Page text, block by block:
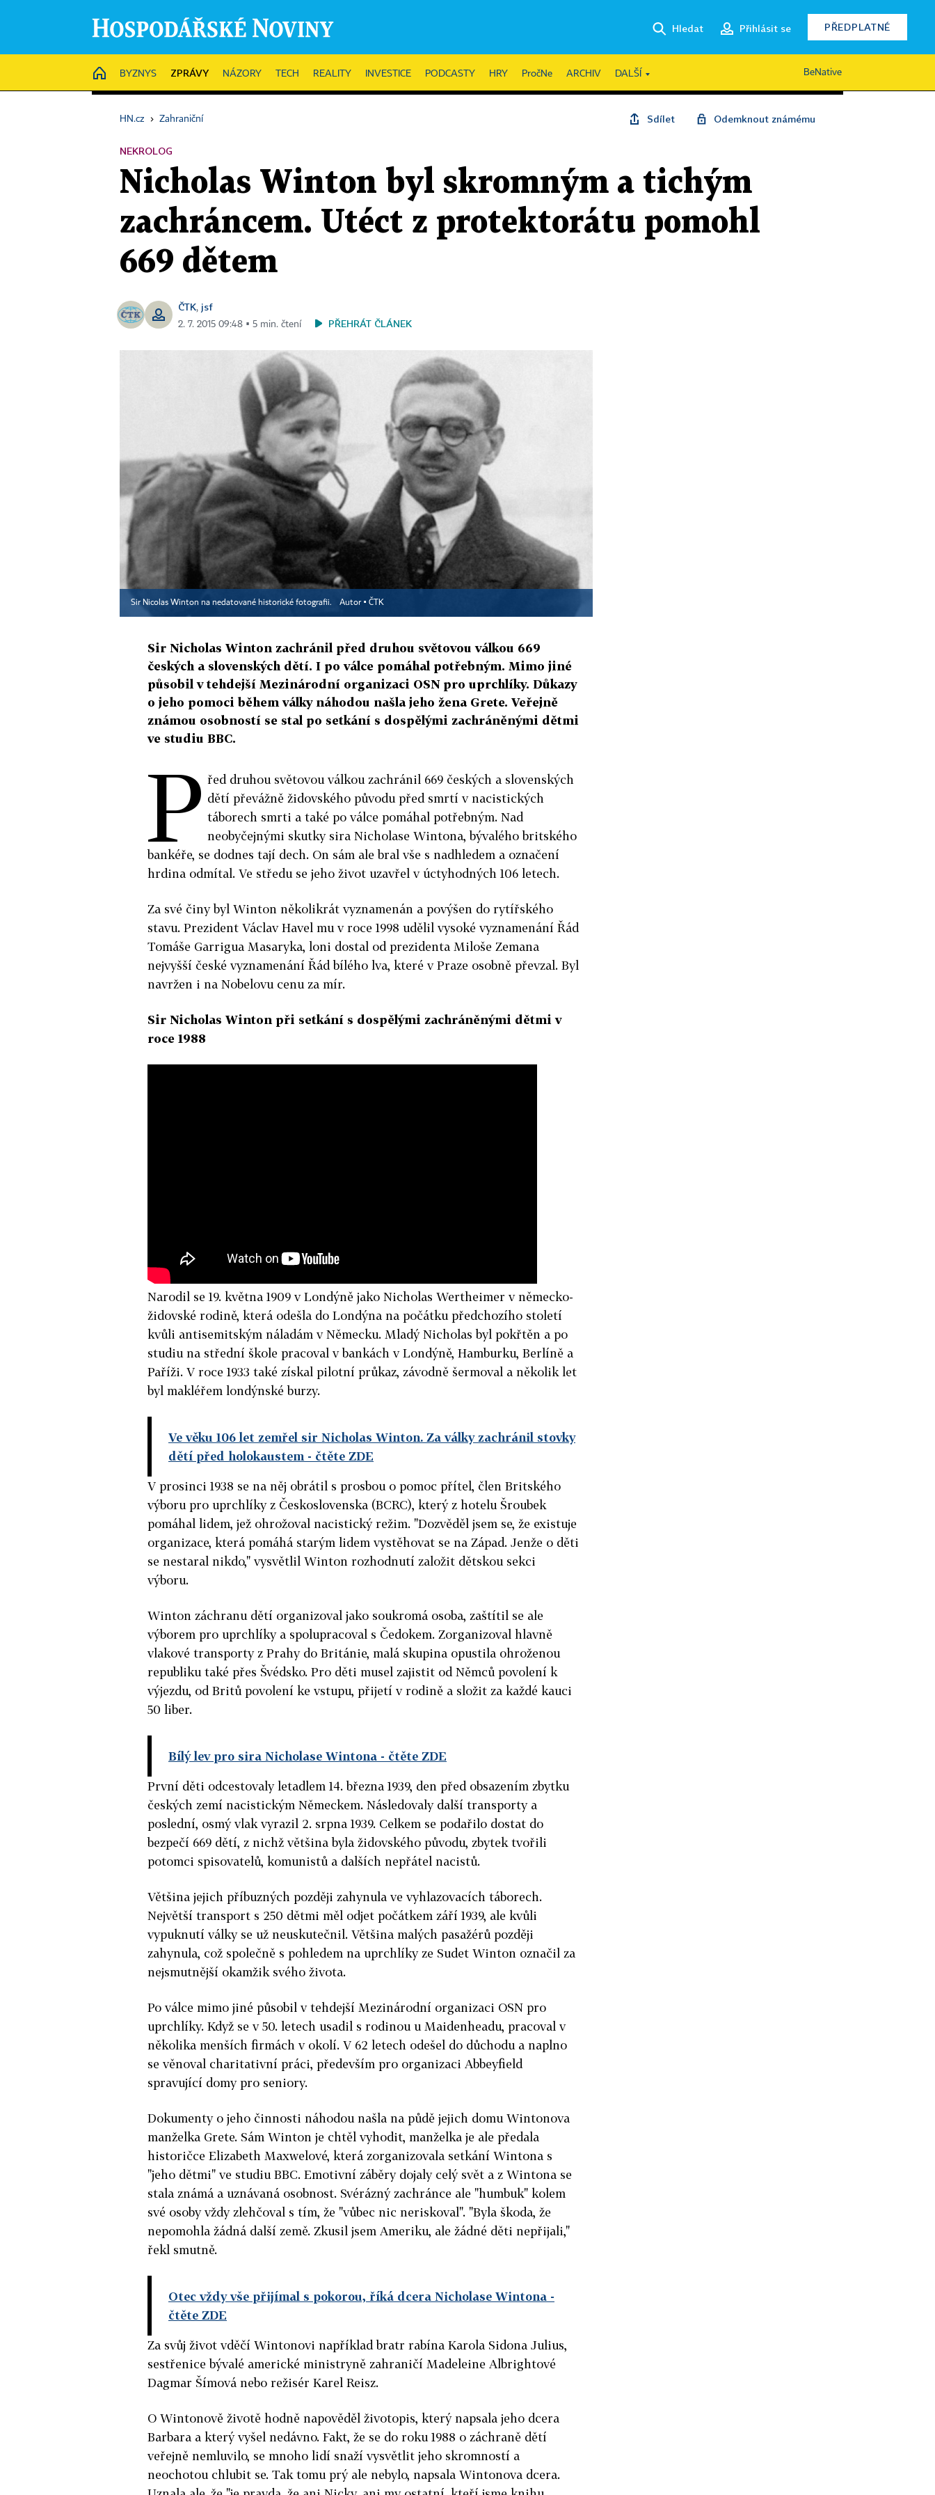
Hledat Přihlásit se PŘEDPLATNÉ
HOME
BYZNYS ZPRÁVY NÁZORY TECH REALITY INVESTICE PODCASTY HRY PročNe ARCHIV DALŠÍ BeNative
HN.cz › Zahraniční Sdílet Odemknout známému
NEKROLOG
Nicholas Winton byl skromným a tichým
zachráncem. Utéct z protektorátu pomohl
669 dětem
ČTK, jsf
2. 7. 2015 09:48 ▪ 5 min. čtení PŘEHRÁT ČLÁNEK
Sir Nicolas Winton na nedatované historické fotografii. Autor ▪ ČTK
Sir Nicholas Winton zachránil před druhou světovou válkou 669
českých a slovenských dětí. I po válce pomáhal potřebným. Mimo jiné
působil v tehdejší Mezinárodní organizaci OSN pro uprchlíky. Důkazy
o jeho pomoci během války náhodou našla jeho žena Grete. Veřejně
známou osobností se stal po setkání s dospělými zachráněnými dětmi
ve studiu BBC.
P řed druhou světovou válkou zachránil 669 českých a slovenských
dětí převážně židovského původu před smrtí v nacistických
táborech smrti a také po válce pomáhal potřebným. Nad
neobyčejnými skutky sira Nicholase Wintona, bývalého britského
bankéře, se dodnes tají dech. On sám ale bral vše s nadhledem a označení
hrdina odmítal. Ve středu se jeho život uzavřel v úctyhodných 106 letech.
Za své činy byl Winton několikrát vyznamenán a povýšen do rytířského
stavu. Prezident Václav Havel mu v roce 1998 udělil vysoké vyznamenání Řád
Tomáše Garrigua Masaryka, loni dostal od prezidenta Miloše Zemana
nejvyšší české vyznamenání Řád bílého lva, které v Praze osobně převzal. Byl
navržen i na Nobelovu cenu za mír.
Sir Nicholas Winton při setkání s dospělými zachráněnými dětmi v
roce 1988
Narodil se 19. května 1909 v Londýně jako Nicholas Wertheimer v německo-
židovské rodině, která odešla do Londýna na počátku předchozího století
kvůli antisemitským náladám v Německu. Mladý Nicholas byl pokřtěn a po
studiu na střední škole pracoval v bankách v Londýně, Hamburku, Berlíně a
Paříži. V roce 1933 také získal pilotní průkaz, závodně šermoval a několik let
byl makléřem londýnské burzy.
Ve věku 106 let zemřel sir Nicholas Winton. Za války zachránil stovky
dětí před holokaustem - čtěte ZDE
V prosinci 1938 se na něj obrátil s prosbou o pomoc přítel, člen Britského
výboru pro uprchlíky z Československa (BCRC), který z hotelu Šroubek
pomáhal lidem, jež ohrožoval nacistický režim. "Dozvěděl jsem se, že existuje
organizace, která pomáhá starým lidem vystěhovat se na Západ. Jenže o děti
se nestaral nikdo," vysvětlil Winton rozhodnutí založit dětskou sekci
výboru.
Winton záchranu dětí organizoval jako soukromá osoba, zaštítil se ale
výborem pro uprchlíky a spolupracoval s Čedokem. Zorganizoval hlavně
vlakové transporty z Prahy do Británie, malá skupina opustila ohroženou
republiku také přes Švédsko. Pro děti musel zajistit od Němců povolení k
výjezdu, od Britů povolení ke vstupu, přijetí v rodině a složit za každé kauci
50 liber.
Bílý lev pro sira Nicholase Wintona - čtěte ZDE
První děti odcestovaly letadlem 14. března 1939, den před obsazením zbytku
českých zemí nacistickým Německem. Následovaly další transporty a
poslední, osmý vlak vyrazil 2. srpna 1939. Celkem se podařilo dostat do
bezpečí 669 dětí, z nichž většina byla židovského původu, zbytek tvořili
potomci spisovatelů, komunistů a dalších nepřátel nacistů.
Většina jejich příbuzných později zahynula ve vyhlazovacích táborech.
Největší transport s 250 dětmi měl odjet počátkem září 1939, ale kvůli
vypuknutí války se už neuskutečnil. Většina malých pasažérů později
zahynula, což společně s pohledem na uprchlíky ze Sudet Winton označil za
nejsmutnější okamžik svého života.
Po válce mimo jiné působil v tehdejší Mezinárodní organizaci OSN pro
uprchlíky. Když se v 50. letech usadil s rodinou u Maidenheadu, pracoval v
několika menších firmách v okolí. V 62 letech odešel do důchodu a naplno
se věnoval charitativní práci, především pro organizaci Abbeyfield
spravující domy pro seniory.
Dokumenty o jeho činnosti náhodou našla na půdě jejich domu Wintonova
manželka Grete. Sám Winton je chtěl vyhodit, manželka je ale předala
historičce Elizabeth Maxwelové, která zorganizovala setkání Wintona s
"jeho dětmi" ve studiu BBC. Emotivní záběry dojaly celý svět a z Wintona se
stala známá a uznávaná osobnost. Svérázný zachránce ale "humbuk" kolem
své osoby vždy zlehčoval s tím, že "vůbec nic neriskoval". "Byla škoda, že
nepomohla žádná další země. Zkusil jsem Ameriku, ale žádné děti nepřijali,"
řekl smutně.
Otec vždy vše přijímal s pokorou, říká dcera Nicholase Wintona -
čtěte ZDE
Za svůj život vděčí Wintonovi například bratr rabína Karola Sidona Julius,
sestřenice bývalé americké ministryně zahraničí Madeleine Albrightové
Dagmar Šímová nebo režisér Karel Reisz.
O Wintonově životě hodně napověděl životopis, který napsala jeho dcera
Barbara a který vyšel nedávno. Fakt, že se do roku 1988 o záchraně dětí
veřejně nemluvilo, se mnoho lidí snaží vysvětlit jeho skromností a
neochotou chlubit se. Tak tomu prý ale nebylo, napsala Wintonova dcera.